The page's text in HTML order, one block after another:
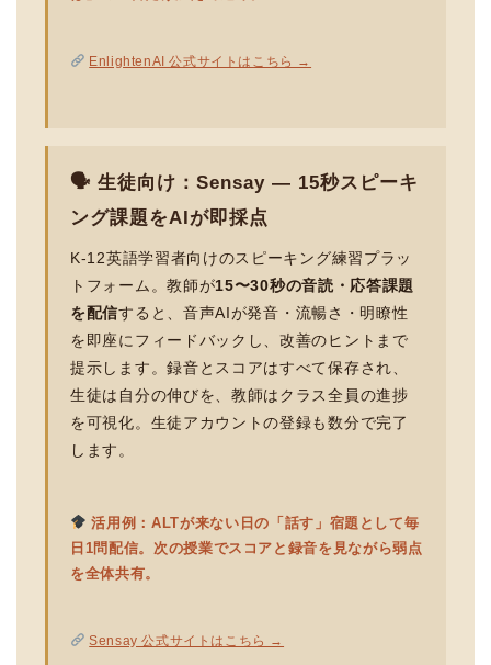
EnlightenAI 公式サイトはこちら →
🗣 生徒向け：Sensay — 15秒スピーキ
ング課題をAIが即採点
K-12英語学習者向けのスピーキング練習プラッ
トフォーム。教師が15〜30秒の音読・応答課題
を配信すると、音声AIが発音・流暢さ・明瞭性
を即座にフィードバックし、改善のヒントまで
提示します。録音とスコアはすべて保存され、
生徒は自分の伸びを、教師はクラス全員の進捗
を可視化。生徒アカウントの登録も数分で完了
します。
活用例：ALTが来ない日の「話す」宿題として毎
日1問配信。次の授業でスコアと録音を見ながら弱点
を全体共有。
Sensay 公式サイトはこちら →